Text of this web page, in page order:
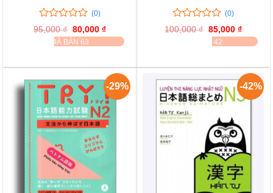
0
trên
0
giá
(0)
95,000₫ Giá
gốc
là:
80,000 ₫Giá
hiện
tại
ĐÃ BÁN 63
0
trên
0
giá
(0)
100,000₫ Giá
gốc
là:
85,000 ₫Giá
hiện
tại
ĐÃ BÁN 42
-29% -42%